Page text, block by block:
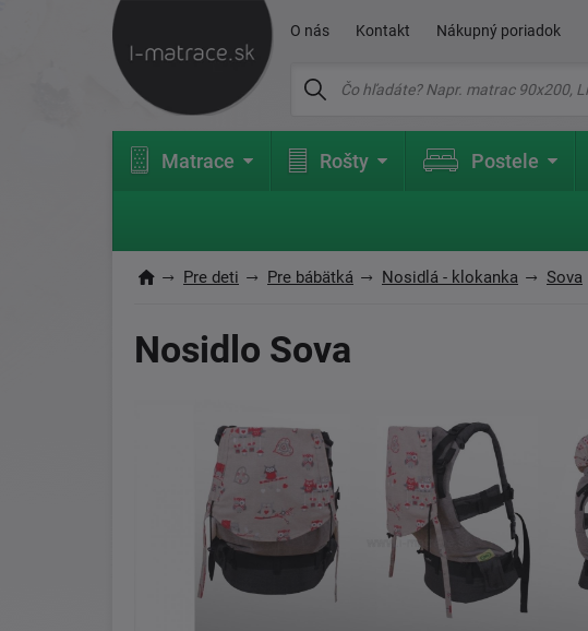
O nás Kontakt Nákupný poriadok
Matrace Rošty Postele
Pre deti Pre bábätká Nosidlá - klokanka Sova
Nosidlo Sova